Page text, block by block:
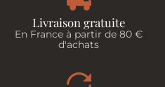
Livraison gratuite
En France à partir de 80 €
d'achats